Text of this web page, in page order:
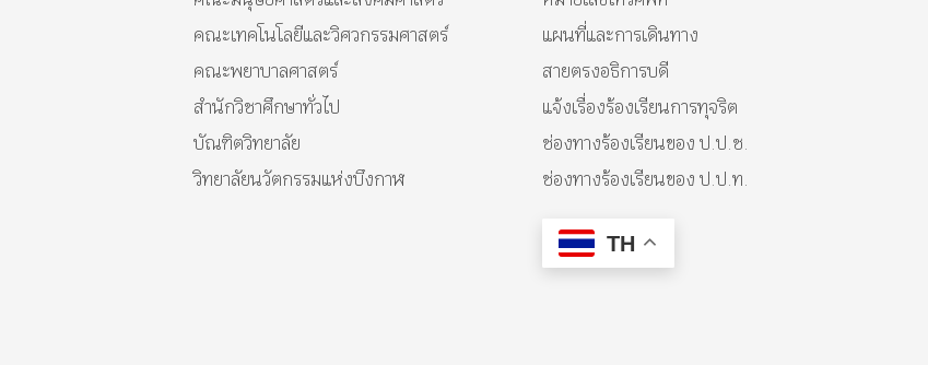
คณะเทคโนโลยีและวิศวกรรมศาสตร์
คณะพยาบาลศาสตร์
สำนักวิชาศึกษาทั่วไป
บัณฑิตวิทยาลัย
วิทยาลัยนวัตกรรมแห่งบึงกาฬ
แผนที่และการเดินทาง
สายตรงอธิการบดี
แจ้งเรื่องร้องเรียนการทุจริต
ช่องทางร้องเรียนของ ป.ป.ช.
ช่องทางร้องเรียนของ ป.ป.ท.
TH